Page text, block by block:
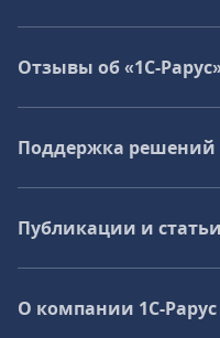
Отзывы об «1С-
Поддержка решений
Публикации и статьи
О компании 1C-Рарус